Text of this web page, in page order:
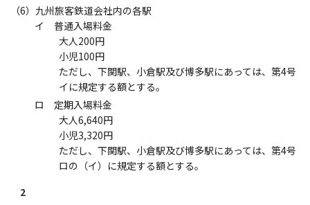
（6）九州旅客鉄道会社内の各駅
イ 普通入場料金
大人200円
小児100円
ただし、下関駅、小倉駅及び博多駅にあっては、第4号
イに規定する額とする。
ロ 定期入場料金
大人6,640円
小児3,320円
ただし、下関駅、小倉駅及び博多駅にあっては、第4号
ロの（イ）に規定する額とする。
2